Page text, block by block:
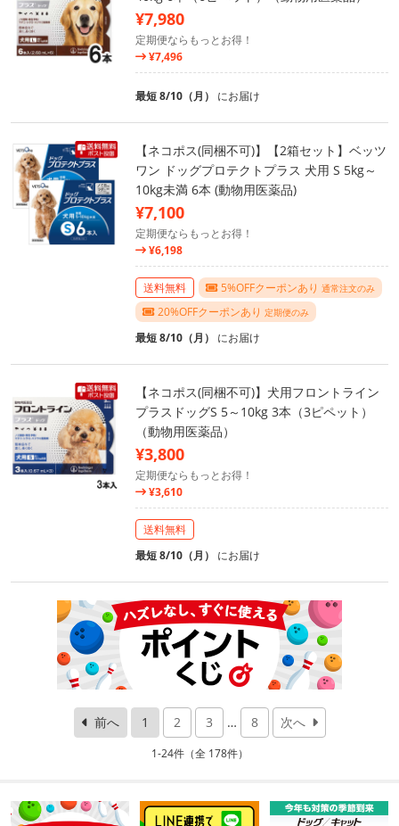
¥7,980
定期便ならもっとお得！
¥7,496
最短 8/10（月） にお届け
【ネコポス(同梱不可)】【2箱セット】ベッツ
ワン ドッグプロテクトプラス 犬用 S 5kg～
10kg未満 6本 (動物用医薬品)
¥7,100
定期便ならもっとお得！
¥6,198
送料無料 5%OFFクーポンあり 通常注文のみ
20%OFFクーポンあり 定期便のみ
最短 8/10（月） にお届け
【ネコポス(同梱不可)】犬用フロントライン
プラスドッグS 5～10kg 3本（3ピペット）
（動物用医薬品）
¥3,800
定期便ならもっとお得！
¥3,610
送料無料
最短 8/10（月） にお届け
前へ 1 2 3 … 8 次へ
1-24件（全 178件）